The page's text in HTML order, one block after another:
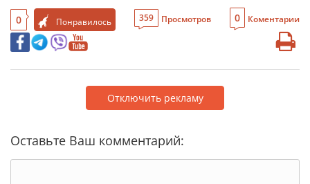
0 Понравилось 359 Просмотров 0 Коментарии
Отключить рекламу
Оставьте Ваш комментарий: